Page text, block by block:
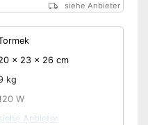
siehe Anbieter
x 23 x 26 cm
kg
W
Anbieter